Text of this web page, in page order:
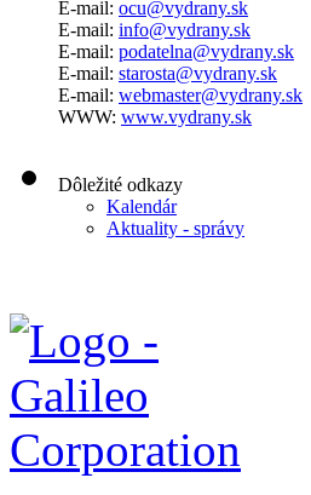
E-mail: ocu@vydrany.sk
E-mail: info@vydrany.sk
E-mail: podatelna@vydrany.sk
E-mail: starosta@vydrany.sk
E-mail: webmaster@vydrany.sk
WWW: www.vydrany.sk
Dôležité odkazy
Kalendár
Aktuality - správy